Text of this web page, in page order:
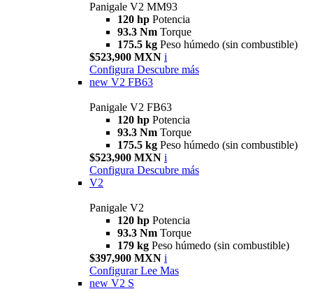
Panigale V2 MM93
120 hp Potencia
93.3 Nm Torque
175.5 kg Peso húmedo (sin combustible)
$523,900 MXN i
Configura Descubre más
new V2 FB63
Panigale V2 FB63
120 hp Potencia
93.3 Nm Torque
175.5 kg Peso húmedo (sin combustible)
$523,900 MXN i
Configura Descubre más
V2
Panigale V2
120 hp Potencia
93.3 Nm Torque
179 kg Peso húmedo (sin combustible)
$397,900 MXN i
Configurar Lee Mas
new V2 S